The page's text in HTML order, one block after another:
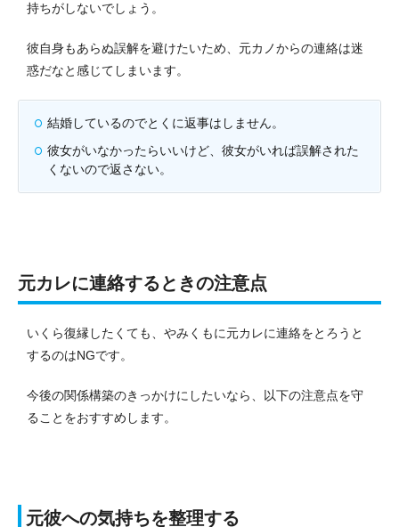
持ちがしないでしょう。
彼自身もあらぬ誤解を避けたいため、元カノからの連絡は迷
惑だなと感じてしまいます。
結婚しているのでとくに返事はしません。
彼女がいなかったらいいけど、彼女がいれば誤解された
くないので返さない。
元カレに連絡するときの注意点
いくら復縁したくても、やみくもに元カレに連絡をとろうと
するのはNGです。
今後の関係構築のきっかけにしたいなら、以下の注意点を守
ることをおすすめします。
元彼への気持ちを整理する